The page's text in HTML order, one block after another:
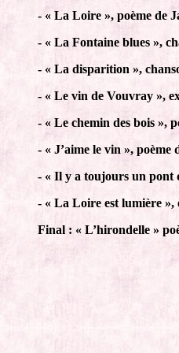
- « La Loire », poème de
- « La Fontaine blues »,
- « La disparition »,
- « Le vin de Vouvray »,
- « Le chemin des bois »,
- « J’aime le vin »,
- « Il y a toujours un pont
- « La Loire est lumière
Final : « L’hirondelle »